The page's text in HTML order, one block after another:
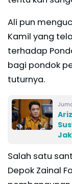
Ali pun
Kamil yang
terhadap
bagi pondok
tuturnya.
Salah satu
Depok Zainal